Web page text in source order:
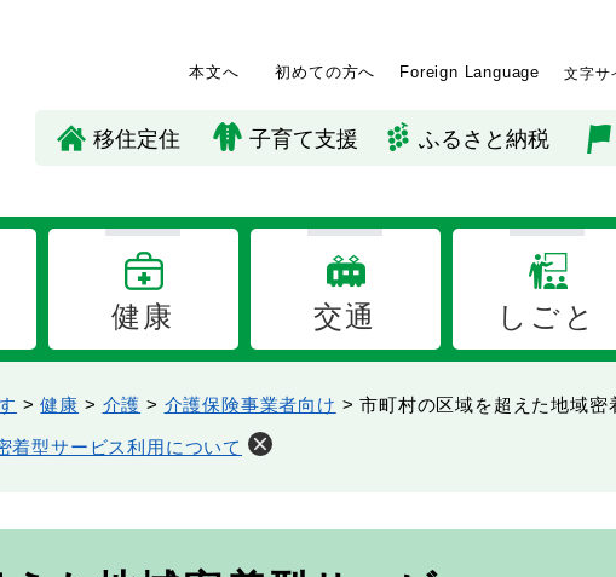
本文へ 初めての方へ Foreign Language 文字サ
移住定住 子育て支援 ふるさと納税
健康 交通 しごと
>健康 > 介護 > 介護保険事業者向け >市町村の区域を超えた地域
着型サービス利用について